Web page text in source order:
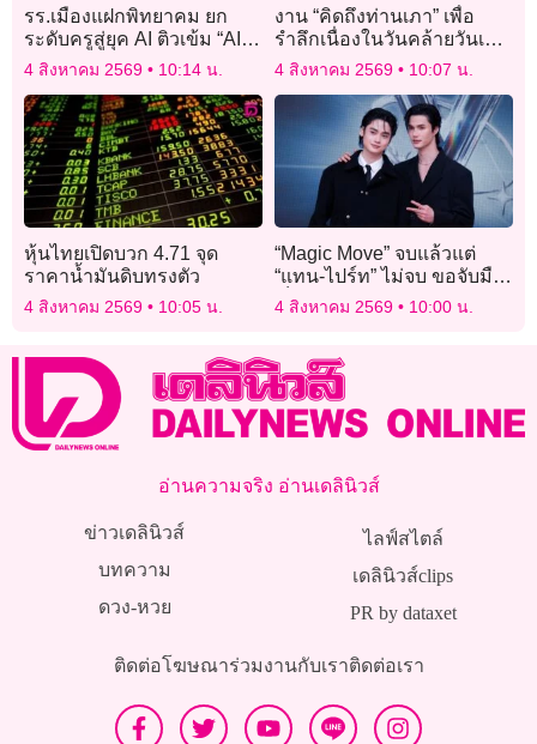
รร.เมืองแฝกพิทยาคม ยก
ระดับครูสู่ยุค AI ติวเข้ม “AI
for Teachers” พัฒนาการ
4 สิงหาคม 2569 10:14 น.
งาน “คิดถึงท่านเภา” เพื่อ
รำลึกเนื่องในวันคล้ายวันเกิด
ของ พล.ต.อ.เภา สารสิน
4 สิงหาคม 2569 10:07 น.
หุ้นไทยเปิดบวก 4.71 จุด
ราคาน้ำมันดิบทรงตัว
4 สิงหาคม 2569 10:05 น.
“Magic Move” จบแล้วแต่
“แทน-ไปร์ท” ไม่จบ ขอจับมือ
เป็นพาร์ตเนอร์ลุยงานต่อ
4 สิงหาคม 2569 10:00 น.
อ่านความจริง อ่านเดลินิวส์
ข่าวเดลินิวส์
บทความ
ดวง-หวย
ไลฟ์สไตล์
เดลินิวส์clips
PR by dataxet
ติดต่อโฆษณาร่วมงานกับเราติดต่อเรา